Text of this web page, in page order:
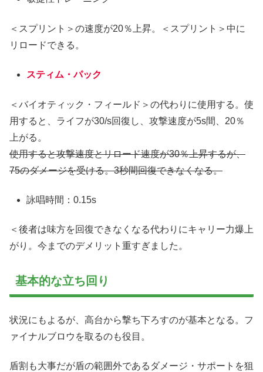
＜スプリント＞の速度が20％上昇。＜スプリント＞中に
リロードできる。
スティム・パック
＜バイオティック・フィールド＞の代わりに使用する。使
用すると、ライフが30/s回復し、攻撃速度が5s間、20％
上がる。
使用すると攻撃速度とリロード速度が30％上昇するが、
75のダメージを受ける。3秒間回復できなくなる。
詠唱時間：0.15s
＜後者は味方を回復できなくなる代わりにキャリー力爆上
がり。今までのデメリット重すぎました。
基本的な立ち回り
状況にもよるが、高台から撃ち下ろすのが基本となる。フ
ァイナルブロウを取るのも役目。
盾割も大事だが盾の範囲外であるダメージ・サポートを狙